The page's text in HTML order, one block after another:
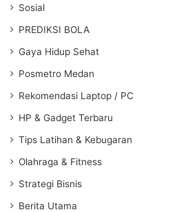
Sosial
PREDIKSI BOLA
Gaya Hidup Sehat
Posmetro Medan
Rekomendasi Laptop / PC
HP & Gadget Terbaru
Tips Latihan & Kebugaran
Olahraga & Fitness
Strategi Bisnis
Berita Utama